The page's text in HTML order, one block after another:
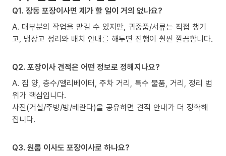
Q1. 장동 포장이사면 제가 할 일이 거의 없나요?
A. 대부분의 작업을 맡길 수 있지만, 귀중품/서류는 직접 챙기
고, 냉장고 정리와 배치 안내를 해두면 진행이 훨씬 깔끔합니다.
Q2. 포장이사 견적은 어떤 정보로 정해지나요?
A. 짐 양, 층수/엘리베이터, 주차 거리, 특수 물품, 거리, 정리 범
위가 핵심입니다.
사진(거실/주방/방/베란다)을 공유하면 견적 안내가 더 정확해
집니다.
Q3. 원룸 이사도 포장이사로 하나요?